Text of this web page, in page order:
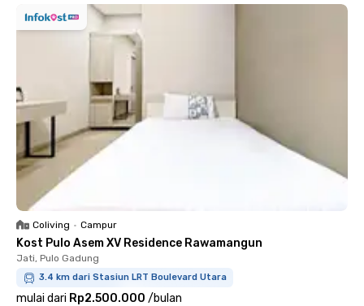
Coliving • Campur
Kost Pulo Asem XV Residence Rawamangun
Jati, Pulo Gadung
3.4 km dari Stasiun LRT Boulevard Utara
mulai dari Rp2.500.000 /bulan